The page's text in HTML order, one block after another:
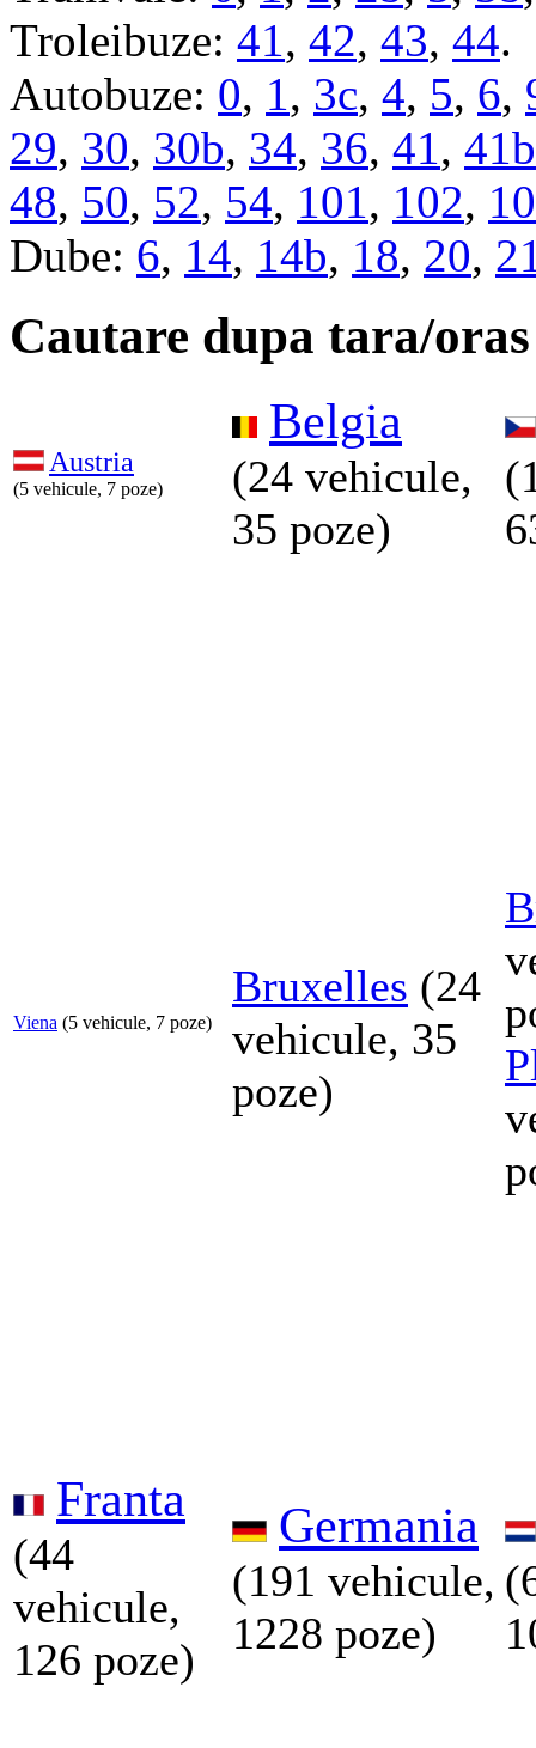
Troleibuze: 41, 42, 43, 44.
Autobuze: 0, 1, 3c, 4, 5, 6,
29, 30, 30b, 34, 36, 41, 41b
48, 50, 52, 54, 101, 102,
Dube: 6, 14, 14b, 18, 20,
Cautare dupa tara/
Austria
(5 vehicule, 7 poze)
Belgia
(24 vehicule,
35 poze)
Viena (5 vehicule, 7 poze)
Bruxelles (24
vehicule, 35
poze)
Franta
(44
vehicule,
126 poze)
Germania
(191 vehicule,
1228 poze)